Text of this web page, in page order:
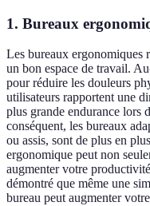
1. Bureaux
Les bureaux ergonomiques
un bon espace de travail.
pour réduire les douleurs
utilisateurs rapportent une
plus grande endurance lors
conséquent, les bureaux
ou assis, sont de plus en
ergonomique peut non
augmenter votre
démontré que même une
bureau peut augmenter